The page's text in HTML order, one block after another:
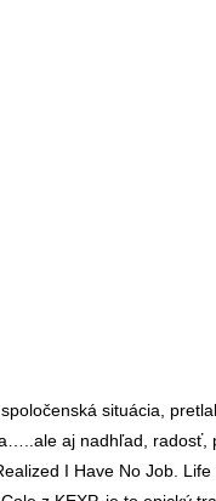
situácia,
aj nadhľad, radosť,
I Have No Job.